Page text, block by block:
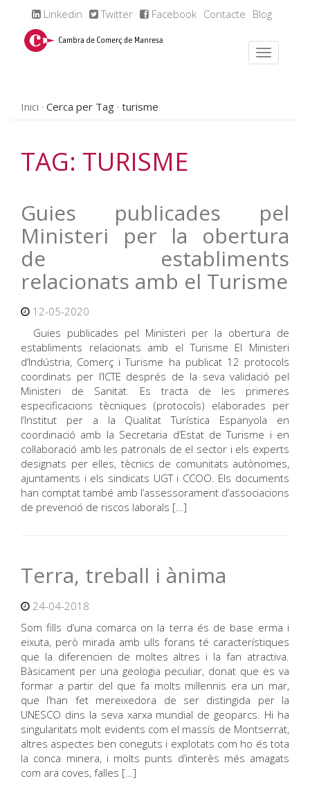
Linkedin Twitter Facebook Contacte Blog
Inici Cerca per Tag turisme
TAG: TURISME
Guies publicades pel
Ministeri per la obertura
de establiments
relacionats amb el Turisme
12-05-2020
Guies publicades pel Ministeri per la obertura de
establiments relacionats amb el Turisme El Ministeri
d’Indústria, Comerç i Turisme ha publicat 12 protocols
coordinats per l’ICTE després de la seva validació pel
Ministeri de Sanitat. Es tracta de les primeres
especificacions tècniques (protocols) elaborades per
l’Institut per a la Qualitat Turística Espanyola en
coordinació amb la Secretaria d’Estat de Turisme i en
col·laboració amb les patronals de el sector i els experts
designats per elles, tècnics de comunitats autònomes,
ajuntaments i els sindicats UGT i CCOO. Els documents
han comptat també amb l’assessorament d’associacions
de prevenció de riscos laborals […]
Terra, treball i ànima
24-04-2018
Som fills d’una comarca on la terra és de base erma i
eixuta, però mirada amb ulls forans té característiques
que la diferencien de moltes altres i la fan atractiva.
Bàsicament per una geologia peculiar, donat que es va
formar a partir del que fa molts mil·lennis era un mar,
que l’han fet mereixedora de ser distingida per la
UNESCO dins la seva xarxa mundial de geoparcs. Hi ha
singularitats molt evidents com el massís de Montserrat,
altres aspectes ben coneguts i explotats com ho és tota
la conca minera, i molts punts d’interès més amagats
com ara coves, falles […]